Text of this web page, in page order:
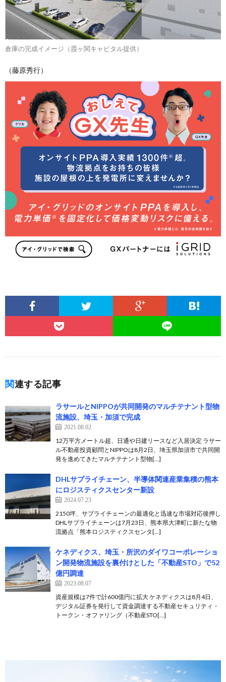
倉庫の完成イメージ（霞ヶ関キャピタル提供）
（藤原秀行）
関連する記事
ラサールとNIPPOが共同開発のマルチテナント型物
流施設、埼玉・加須で完成
2021.08.02
12万平方メートル超、日通や日建リースなど入居決定 ラサー
ル不動産投資顧問とNIPPOは8月2日、埼玉県加須市で共同開
発を進めてきたマルチテナント型物[…]
DHLサプライチェーン、半導体関連産業集積の熊本
にロジスティクスセンター新設
2024.07.23
2150坪、サプライチェーンの最適化と迅速な市場対応後押し
DHLサプライチェーンは7月23日、熊本県大津町に新たな物
流拠点「熊本ロジスティクスセンタ[…]
ケネディクス、埼玉・所沢のダイワコーポレーショ
ン開発物流施設を裏付けとした「不動産STO」で52
億円調達
2023.08.07
資産規模は7件で計600億円に拡大 ケネディクスは8月4日、
デジタル証券を発行して資金調達する不動産セキュリティ・
トークン・オファリング（不動産STO[…]